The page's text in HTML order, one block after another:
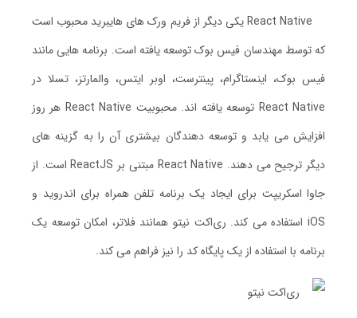
React Native یکی دیگر از فریم ورک های هایبرید محبوب است
که توسط مهندسان فیس بوک توسعه یافته است. برنامه هایی مانند
فیس بوک، اینستاگرام، پینترست، اوبر ایتس، والمارتز، تسلا در
React Native توسعه یافته اند. محبوبیت React Native هر روز
افزایش می یابد و توسعه دهندگان بیشتری آن را به گزینه های
دیگر ترجیح می دهند. React Native مبتنی بر ReactJS است. از
جاوا اسکریپت برای ایجاد یک برنامه تلفن همراه برای اندروید و
iOS استفاده می کند. ری‌اکت نیتو همانند فلاتر، امکان توسعه یک
برنامه با استفاده از یک پایگاه کد را نیز فراهم می کند.